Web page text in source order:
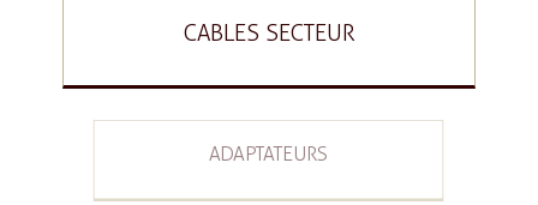
CABLES SECTEUR
ADAPTATEURS